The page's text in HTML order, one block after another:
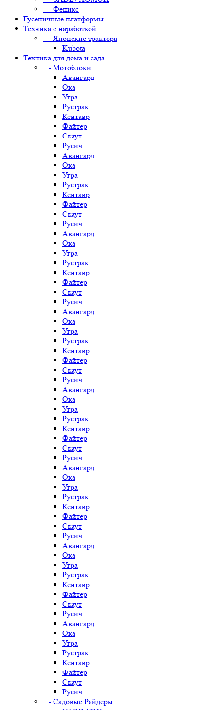
- Феникс
Гусеничные платформы
Техника с наработкой
- Японские трактора
Kubota
Техника для дома и сада
- Мотоблоки
Авангард
Ока
Угра
Рустрак
Кентавр
Файтер
Скаут
Русич
Авангард
Ока
Угра
Рустрак
Кентавр
Файтер
Скаут
Русич
Авангард
Ока
Угра
Рустрак
Кентавр
Файтер
Скаут
Русич
Авангард
Ока
Угра
Рустрак
Кентавр
Файтер
Скаут
Русич
Авангард
Ока
Угра
Рустрак
Кентавр
Файтер
Скаут
Русич
Авангард
Ока
Угра
Рустрак
Кентавр
Файтер
Скаут
Русич
Авангард
Ока
Угра
Рустрак
Кентавр
Файтер
Скаут
Русич
Авангард
Ока
Угра
Рустрак
Кентавр
Файтер
Скаут
Русич
- Садовые Райдеры